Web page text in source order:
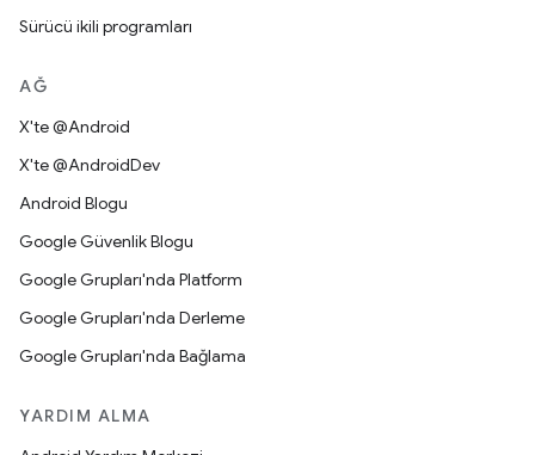
Sürücü ikili programları
AĞ
X'te @Android
X'te @AndroidDev
Android Blogu
Google Güvenlik Blogu
Google Grupları'nda Platform
Google Grupları'nda Derleme
Google Grupları'nda Bağlama
YARDIM ALMA